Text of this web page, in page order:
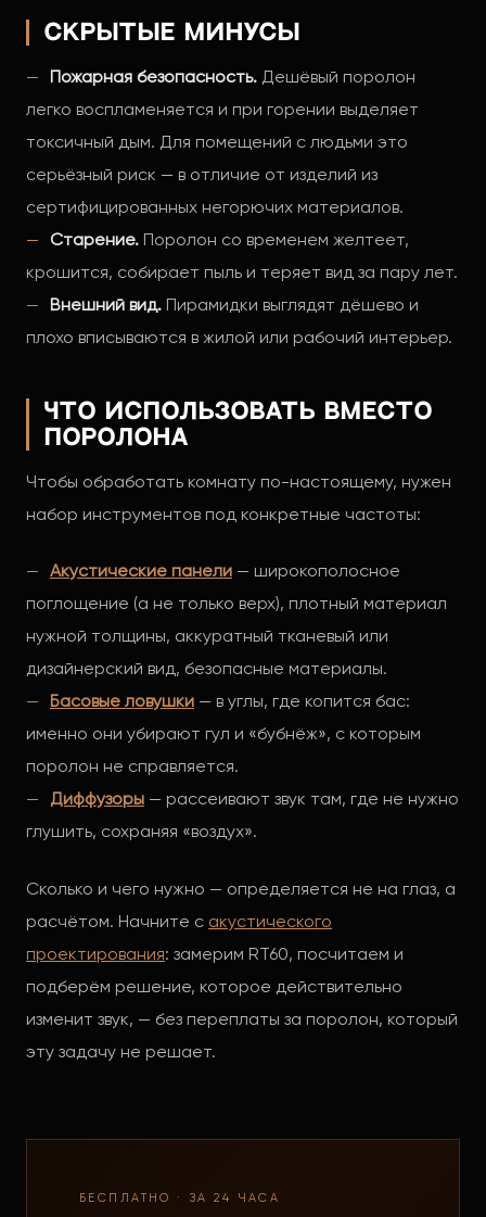
Скрытые минусы
Пожарная безопасность. Дешёвый поролон
легко воспламеняется и при горении выделяет
токсичный дым. Для помещений с людьми это
серьёзный риск — в отличие от изделий из
сертифицированных негорючих материалов.
Старение. Поролон со временем желтеет,
крошится, собирает пыль и теряет вид за пару лет.
Внешний вид. Пирамидки выглядят дёшево и
плохо вписываются в жилой или рабочий интерьер.
Что использовать вместо
поролона
Чтобы обработать комнату по-настоящему, нужен
набор инструментов под конкретные частоты:
Акустические панели — широкополосное
поглощение (а не только верх), плотный материал
нужной толщины, аккуратный тканевый или
дизайнерский вид, безопасные материалы.
Басовые ловушки — в углы, где копится бас:
именно они убирают гул и «бубнёж», с которым
поролон не справляется.
Диффузоры — рассеивают звук там, где не нужно
глушить, сохраняя «воздух».
Сколько и чего нужно — определяется не на глаз, а
расчётом. Начните с акустического
проектирования: замерим RT60, посчитаем и
подберём решение, которое действительно
изменит звук, — без переплаты за поролон, который
эту задачу не решает.
БЕСПЛАТНО · ЗА 24 ЧАСА